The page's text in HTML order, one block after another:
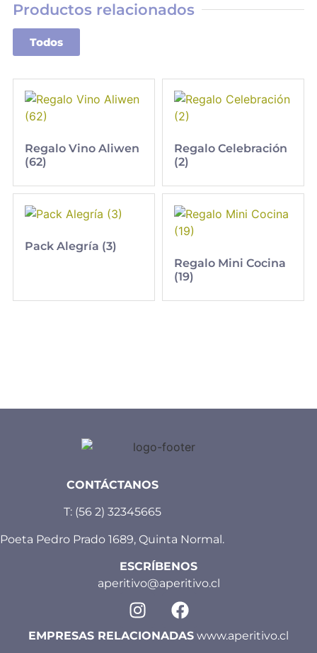
Productos relacionados
Todos
Regalo Vino Aliwen
(62)
Regalo Celebración
(2)
Pack Alegría (3)
Regalo Mini Cocina
(19)
CONTÁCTANOS
T: (56 2) 32345665
Poeta Pedro Prado 1689, Quinta Normal.
ESCRÍBENOS
aperitivo@aperitivo.cl
EMPRESAS RELACIONADAS www.aperitivo.cl